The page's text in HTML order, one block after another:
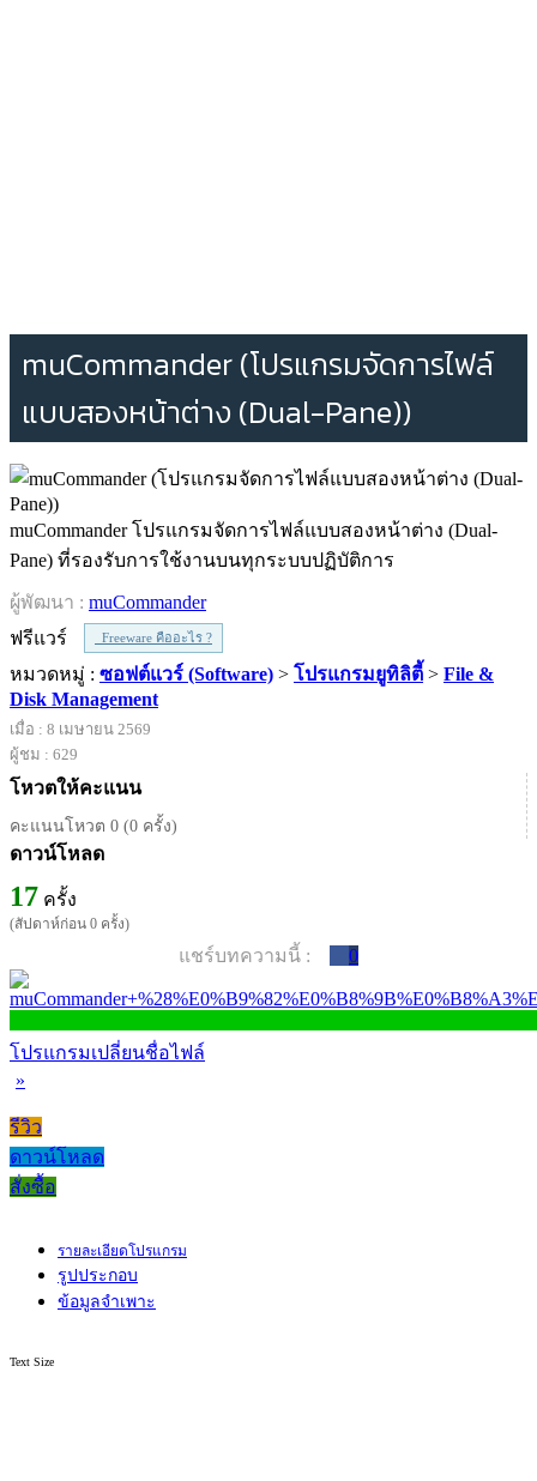
muCommander (โปรแกรมจัดการไฟล์
แบบสองหน้าต่าง (Dual-Pane))
muCommander โปรแกรมจัดการไฟล์แบบสองหน้าต่าง (Dual-
Pane) ที่รองรับการใช้งานบนทุกระบบปฏิบัติการ
ผู้พัฒนา : muCommander
ฟรีแวร์
Freeware คืออะไร ?
หมวดหมู่ : ซอฟต์แวร์ (Software) > โปรแกรมยูทิลิตี้ > File &
Disk Management
เมื่อ : 8 เมษายน 2569
ผู้ชม : 629
โหวตให้คะแนน
คะแนนโหวต 0 (0 ครั้ง)
ดาวน์โหลด
17 ครั้ง
(สัปดาห์ก่อน 0 ครั้ง)
แชร์บทความนี้ : 0
โปรแกรมเปลี่ยนชื่อไฟล์
»
รีวิว
ดาวน์โหลด
สั่งซื้อ
รายละเอียดโปรแกรม
รูปประกอบ
ข้อมูลจำเพาะ
Text Size